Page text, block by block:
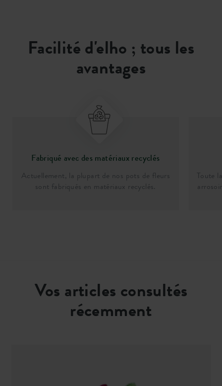
Facilité d'elho ; tous les
avantages
Fabriqué avec des matériaux recyclés
Actuellement, la plupart de nos pots de fleurs
sont fabriqués en matériaux recyclés.
Toute
Vos articles consultés
récemment